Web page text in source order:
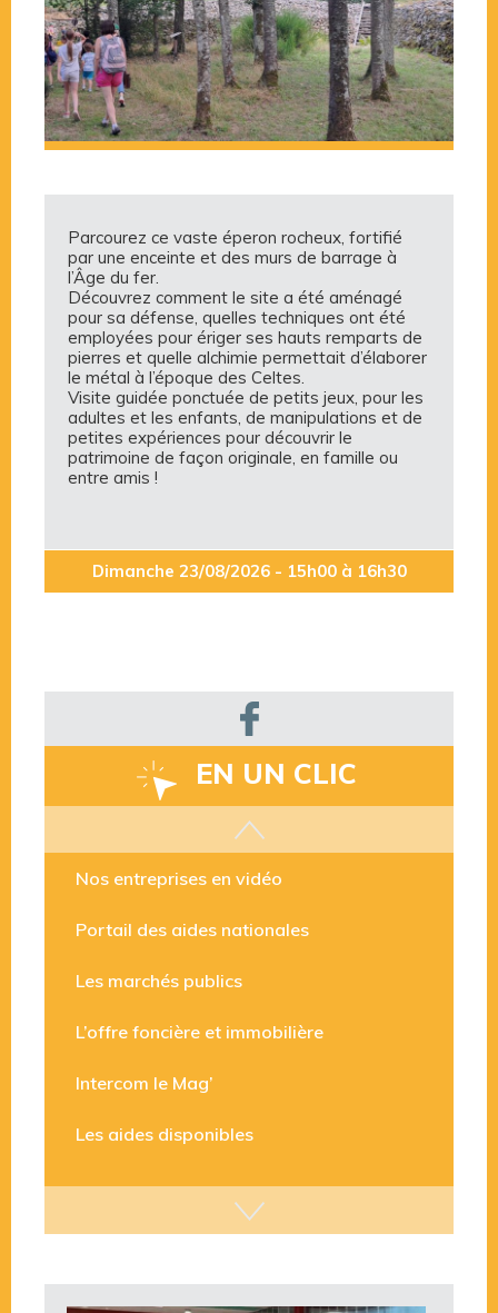
Parcourez ce vaste éperon rocheux, fortifié
par une enceinte et des murs de barrage à
l’Âge du fer.
Découvrez comment le site a été aménagé
pour sa défense, quelles techniques ont été
employées pour ériger ses hauts remparts de
pierres et quelle alchimie permettait d’élaborer
le métal à l’époque des Celtes.
Visite guidée ponctuée de petits jeux, pour les
adultes et les enfants, de manipulations et de
petites expériences pour découvrir le
patrimoine de façon originale, en famille ou
entre amis !
Dimanche 23/08/2026 - 15h00 à 16h30
EN UN CLIC
Les aides disponibles